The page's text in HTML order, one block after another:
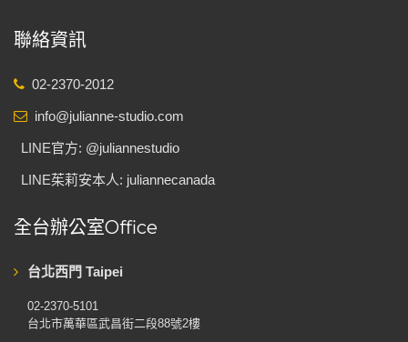
聯絡資訊
02-2370-2012
info@julianne-studio.com
LINE官方: @juliannestudio
LINE茱莉安本人: juliannecanada
全台辦公室Office
台北西門 Taipei
02-2370-5101
台北市萬華區武昌街二段88號2樓